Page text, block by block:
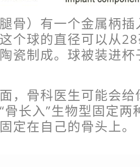
骨）有一个金属柄
个球的直径可以从
瓷制成。球被装进
，骨科医生可能会
骨长入”生物型固定
定在自己的骨头上。